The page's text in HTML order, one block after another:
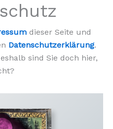
dieser Seite und
Datenschutzerklärung.
sind Sie doch hier,